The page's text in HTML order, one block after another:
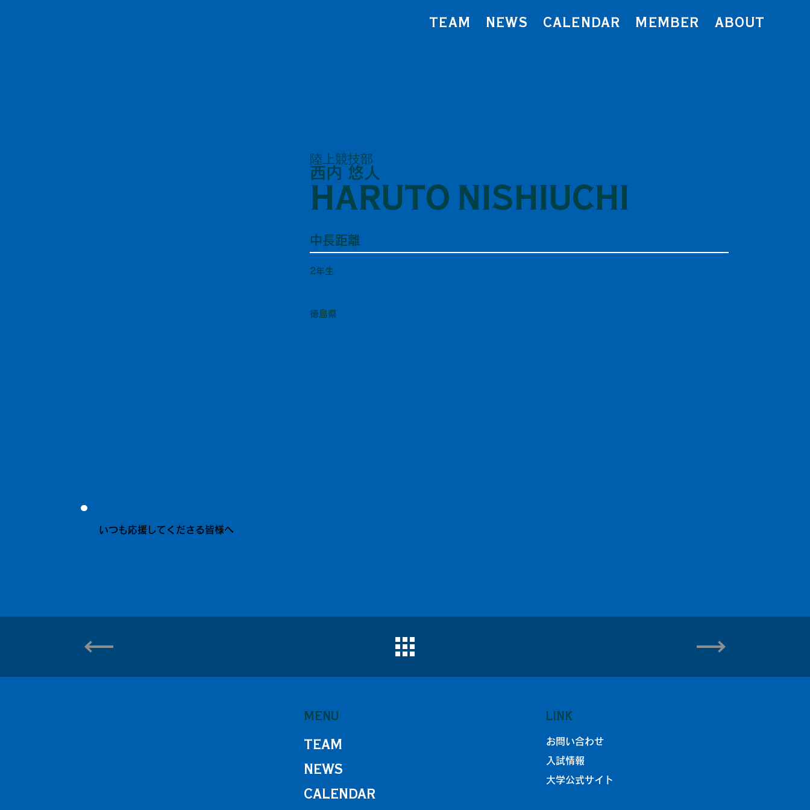
TEAM NEWS CALENDAR MEMBER ABOUT
陸上競技部
西内 悠人
HARUTO NISHIUCHI
中長距離
2年生
徳島県
いつも応援してくださる皆様へ
MENU
TEAM
NEWS
CALENDAR
LINK
お問い合わせ
入試情報
大学公式サイト